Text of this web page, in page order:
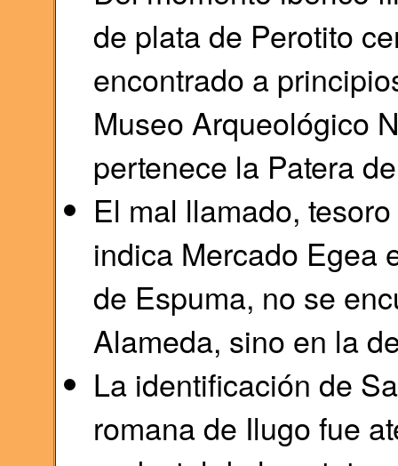
de plata de Perotito
encontrado a
Museo Arqueológico
pertenece la Patera
El mal llamado,
indica Mercado Egea
de Espuma, no se
Alameda, sino en la
La identificación de
romana de Ilugo fue